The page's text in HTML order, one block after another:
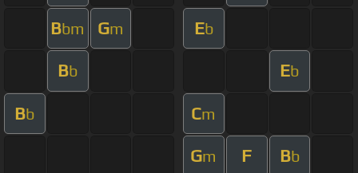
Bbm Gm Eb
Bb Eb
Bb Cm
Gm F Bb